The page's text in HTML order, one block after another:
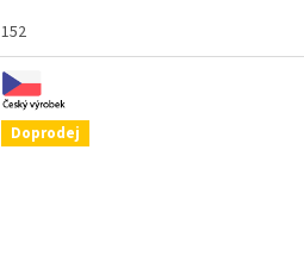
152
Doprodej